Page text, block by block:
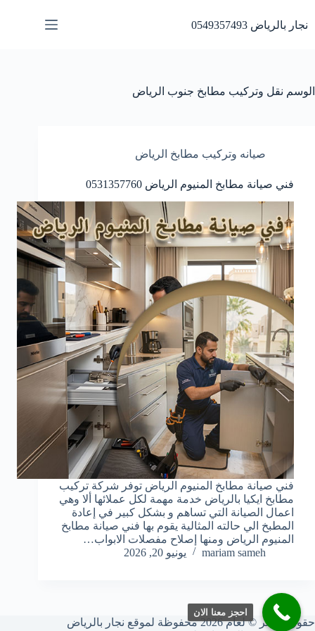
المحتوى
نجار بالرياض 0549357493
الوسم نقل وتركيب مطابخ جنوب الرياض
صيانه وتركيب مطابخ الرياض
فني صيانة مطابخ المنيوم الرياض 0531357760
فني صيانة مطابخ المنيوم الرياض توفر شركة تركيب
مطابخ ايكيا بالرياض خدمة مهمة لكل عملائها ألا وهي
اعمال الصيانة التي تساهم و بشكل كبير في إعادة
المطبخ الي حالته المثالية يقوم بها فني صيانة مطابخ
المنيوم الرياض ومنها إصلاح مفصلات الابواب…
mariam sameh
يونيو 20, 2026
حقوق النشر © لعام 2026 محفوظة لموقع نجار بالرياض
احجز معنا الان